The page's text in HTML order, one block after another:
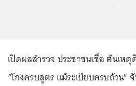
เปิดผลสำรวจ ประชาชนเชื่อ ต้นเห
“โกงครบสูตร แม้ระเบียบครบถ้วน”